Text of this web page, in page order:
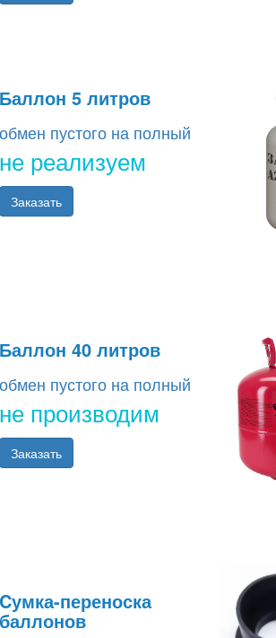
Баллон 5 литров
обмен пустого на полный
не реализуем
Заказать
Баллон 40 литров
обмен пустого на полный
не производим
Заказать
Cумка-переноска
баллонов